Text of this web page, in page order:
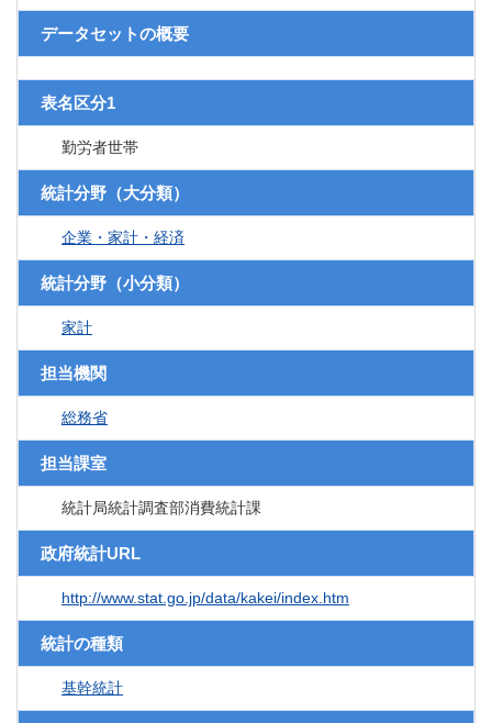
データセットの概要
表名区分1
勤労者世帯
統計分野（大分類）
企業・家計・経済
統計分野（小分類）
家計
担当機関
総務省
担当課室
統計局統計調査部消費統計課
政府統計URL
http://www.stat.go.jp/data/kakei/index.htm
統計の種類
基幹統計